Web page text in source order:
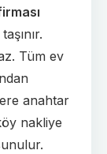
Tüm ev
anahtar
nakliye